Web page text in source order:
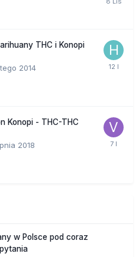
THC i Konopi
2014
Konopi - THC-THC
2018
w Polsce pod coraz